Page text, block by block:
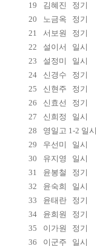
19
김혜진 정기
20
노금옥 정기
21
서보원 정기
22
설이서 일시
23
설정미 일시
24
신경수 정기
25
신현주 정기
26
신효선 정기
27
신희정 일시
28
영일고 1-2 일시
29
우선미 일시
30
유지영 일시
31
윤봉철 정기
32
윤숙희 일시
33
윤태란 정기
34
윤희원 정기
35
이가원 정기
36
이군주 일시